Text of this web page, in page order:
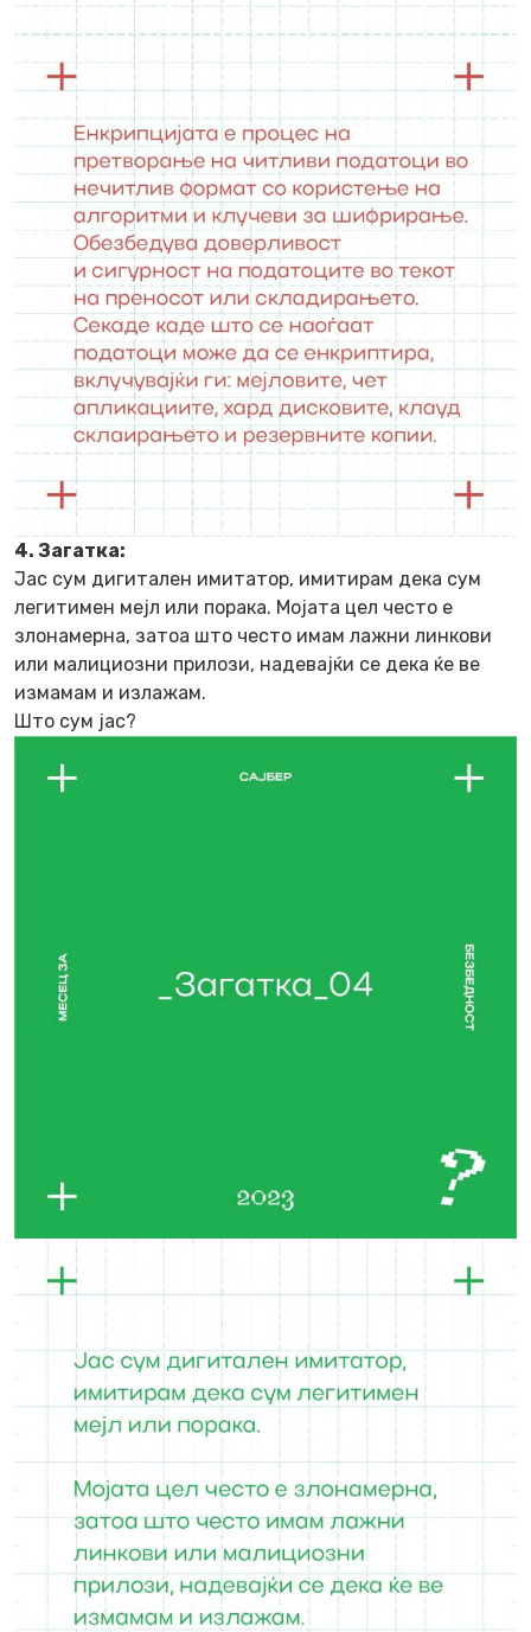
4. Загатка:
Јас сум дигитален имитатор, имитирам дека сум
легитимен мејл или порака. Мојата цел често е
злонамерна, затоа што често имам лажни линкови
или малициозни прилози, надевајќи се дека ќе ве
измамам и излажам.
Што сум јас?